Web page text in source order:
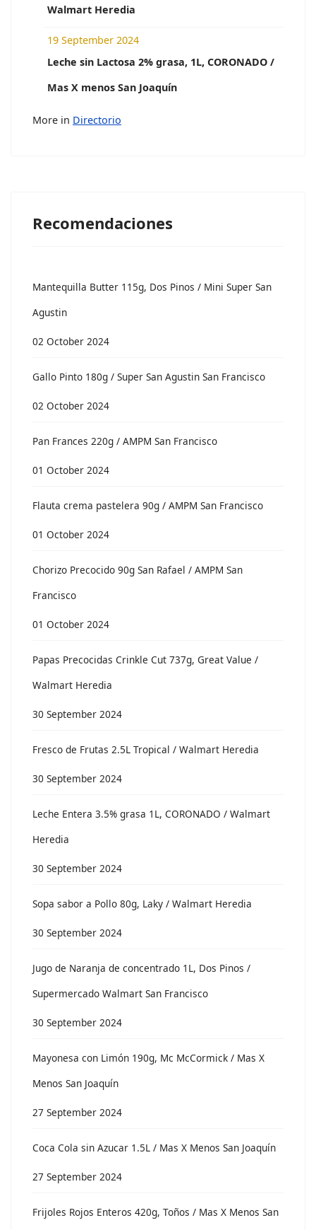
Walmart Heredia
19 September 2024
Leche sin Lactosa 2% grasa, 1L, CORONADO /
Mas X menos San Joaquín
More in Directorio
Recomendaciones
Mantequilla Butter 115g, Dos Pinos / Mini Super San
Agustin
02 October 2024
Gallo Pinto 180g / Super San Agustin San Francisco
02 October 2024
Pan Frances 220g / AMPM San Francisco
01 October 2024
Flauta crema pastelera 90g / AMPM San Francisco
01 October 2024
Chorizo Precocido 90g San Rafael / AMPM San
Francisco
01 October 2024
Papas Precocidas Crinkle Cut 737g, Great Value /
Walmart Heredia
30 September 2024
Fresco de Frutas 2.5L Tropical / Walmart Heredia
30 September 2024
Leche Entera 3.5% grasa 1L, CORONADO / Walmart
Heredia
30 September 2024
Sopa sabor a Pollo 80g, Laky / Walmart Heredia
30 September 2024
Jugo de Naranja de concentrado 1L, Dos Pinos /
Supermercado Walmart San Francisco
30 September 2024
Mayonesa con Limón 190g, Mc McCormick / Mas X
Menos San Joaquín
27 September 2024
Coca Cola sin Azucar 1.5L / Mas X Menos San Joaquín
27 September 2024
Frijoles Rojos Enteros 420g, Toños / Mas X Menos San